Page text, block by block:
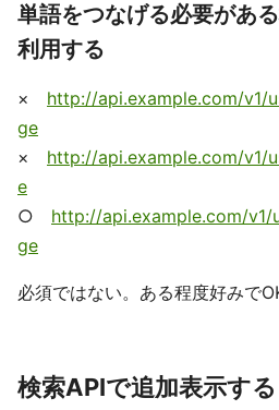
単語をつなげる必要があ
利用する
× http://api.example.com/v1/
ge
× http://api.example.com/v1/
e
○ http://api.example.com/
ge
必須ではない。ある程度好みで
検索APIで追加表示す